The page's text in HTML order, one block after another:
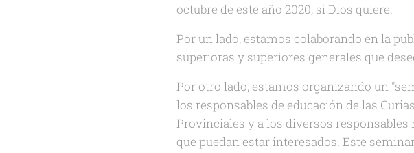
octubre de este año 2020, si Dios quiere.
Por un lado, estamos colaborando en la
superioras y superiores generales que
Por otro lado, estamos organizando un
los responsables de educación de las
Provinciales y a los diversos
que puedan estar interesados. Este